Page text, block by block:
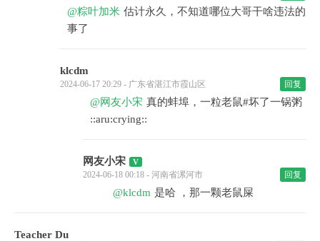
@粽叶加米 估计永久，不知道哪位大哥干啥违法的
事了
klcdm
2024-06-17 20:29 - 广东省湛江市霞山区 回复
@网友小宋 真的蚌埠，一粒老鼠#坏了一锅粥
::aru:crying::
网友小宋
2024-06-18 00:18 - 河南省漯河市 回复
@klcdm 是哈 ，那一颗老鼠屎
Teacher Du